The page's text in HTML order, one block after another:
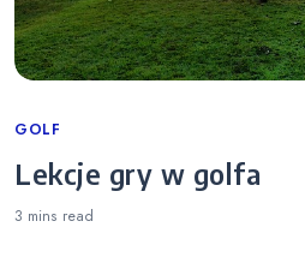
Categories
GOLF
Lekcje gry w golfa
3 mins read